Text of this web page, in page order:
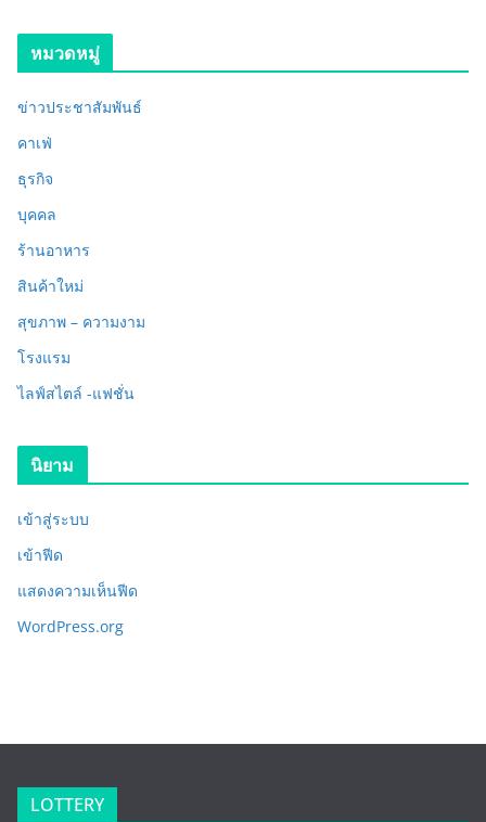
หมวดหมู่
ข่าวประชาสัมพันธ์
คาเฟ่
ธุรกิจ
บุคคล
ร้านอาหาร
สินค้าใหม่
สุขภาพ – ความงาม
โรงแรม
ไลฟ์สไตล์ -แฟชั่น
นิยาม
เข้าสู่ระบบ
เข้าฟีด
แสดงความเห็นฟีด
WordPress.org
LOTTERY